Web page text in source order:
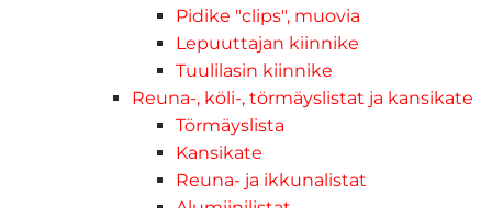
Pidike "clips", muovia
Lepuuttajan kiinnike
Tuulilasin kiinnike
Reuna-, köli-, törmäyslistat ja kansikate
Törmäyslista
Kansikate
Reuna- ja ikkunalistat